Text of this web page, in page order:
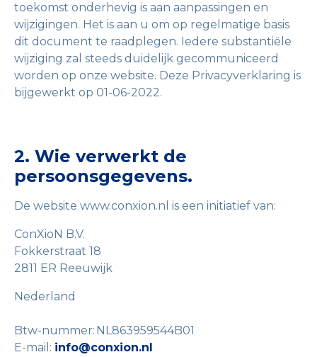
toekomst onderhevig is aan aanpassingen en
wijzigingen. Het is aan u om op regelmatige basis
dit document te raadplegen. Iedere substantiële
wijziging zal steeds duidelijk gecommuniceerd
worden op onze website. Deze Privacyverklaring is
bijgewerkt op 01-06-2022.
2. Wie verwerkt de
persoonsgegevens.
De website www.conxion.nl is een initiatief van:
ConXioN B.V.
Fokkerstraat 18
2811 ER Reeuwijk
Nederland
Btw-nummer: NL863959544B01
E-mail: info@conxion.nl